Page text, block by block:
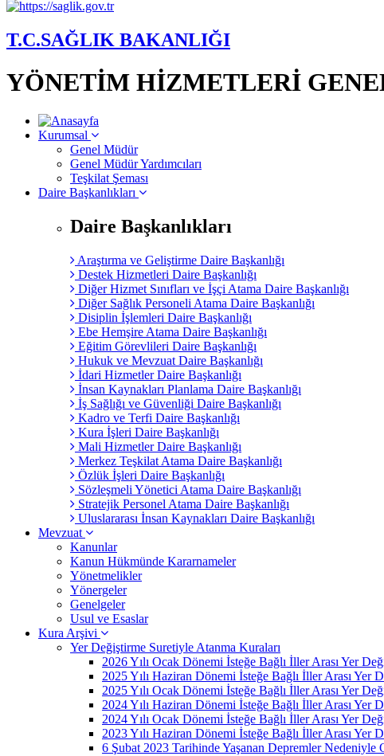
T.C.SAĞLIK BAKANLIĞI
YÖNETİM HİZMETLERİ
Kurumsal
Genel Müdür
Genel Müdür Yardımcıları
Teşkilat Şeması
Daire Başkanlıkları
Daire Başkanlıkları
Araştırma ve Geliştirme Daire Başkanlığı
Destek Hizmetleri Daire Başkanlığı
Diğer Hizmet Sınıfları ve İşçi Atama Daire Başkanlığı
Diğer Sağlık Personeli Atama Daire Başkanlığı
Disiplin İşlemleri Daire Başkanlığı
Ebe Hemşire Atama Daire Başkanlığı
Eğitim Görevlileri Daire Başkanlığı
Hukuk ve Mevzuat Daire Başkanlığı
İdari Hizmetler Daire Başkanlığı
İnsan Kaynakları Planlama Daire Başkanlığı
İş Sağlığı ve Güvenliği Daire Başkanlığı
Kadro ve Terfi Daire Başkanlığı
Kura İşleri Daire Başkanlığı
Mali Hizmetler Daire Başkanlığı
Merkez Teşkilat Atama Daire Başkanlığı
Özlük İşleri Daire Başkanlığı
Sözleşmeli Yönetici Atama Daire Başkanlığı
Stratejik Personel Atama Daire Başkanlığı
Uluslararası İnsan Kaynakları Daire Başkanlığı
Mevzuat
Kanunlar
Kanun Hükmünde Kararnameler
Yönetmelikler
Yönergeler
Genelgeler
Usul ve Esaslar
Kura Arşivi
Yer Değiştirme Suretiyle Atanma Kuraları
2026 Yılı Ocak Dönemi İsteğe Bağlı İller Arası Yer
2025 Yılı Haziran Dönemi İsteğe Bağlı İller Arası Yer
2025 Yılı Ocak Dönemi İsteğe Bağlı İller Arası Yer
2024 Yılı Haziran Dönemi İsteğe Bağlı İller Arası Yer
2024 Yılı Ocak Dönemi İsteğe Bağlı İller Arası Yer
2023 Yılı Haziran Dönemi İsteğe Bağlı İller Arası Yer
6 Şubat 2023 Tarihinde Yaşanan Depremler